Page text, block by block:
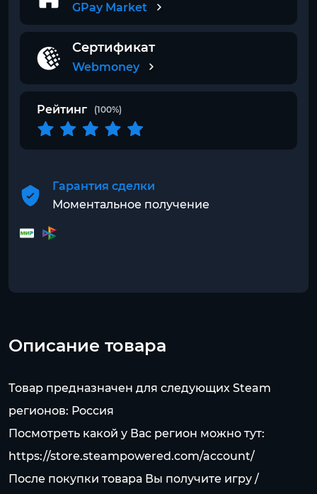
GPay Market
Сертификат
Webmoney
Рейтинг (100%)
Гарантия сделки
Моментальное получение
Описание товара
Товар предназначен для следующих Steam
регионов: Россия
Посмотреть какой у Вас регион можно тут:
https://store.steampowered.com/account/
После покупки товара Вы получите игру /